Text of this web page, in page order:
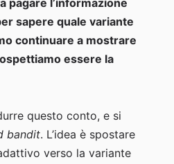
pagare l’informazione
sapere quale variante
continuare a mostrare
essere la
questo conto, e si
bandit. L’idea è spostare
verso la variante